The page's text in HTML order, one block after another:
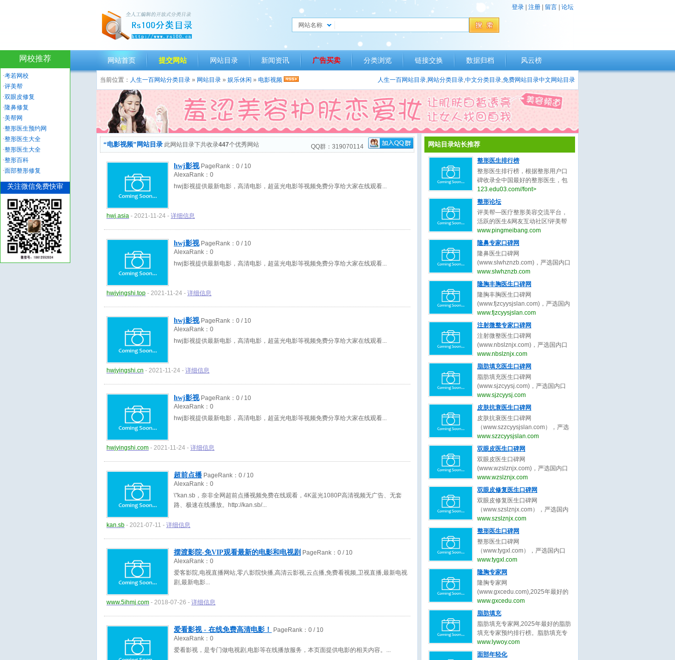
登录 注册 留言 论坛
网站名称
网站首页 提交网站 网站目录 新闻资讯 广告买卖 分类浏览 链接交换 数据归档 风云榜
人生一百网站目录,网站分类目录,中文分类目录,免费网站目录中文网站目录
当前位置： 人生一百网站分类目录 » 网站目录 » 娱乐休闲 » 电影视频
QQ群：319070114
“电影视频”网站目录 此网站目录下共收录447个优秀网站
hwj影视PageRank： 0 / 10
AlexaRank： 0
hwj影视提供最新电影，高清电影，超蓝光电影等视频免费分享给大家在线观看
hwj.asia - 2021-11-24 - 详细信息
hwj影视PageRank： 0 / 10
AlexaRank： 0
hwj影视提供最新电影，高清电影，超蓝光电影等视频免费分享给大家在线观看
hwjyingshi.top - 2021-11-24 - 详细信息
hwj影视PageRank： 0 / 10
AlexaRank： 0
hwj影视提供最新电影，高清电影，超蓝光电影等视频免费分享给大家在线观看
hwjyingshi.cn - 2021-11-24 - 详细信息
hwj影视PageRank： 0 / 10
AlexaRank： 0
hwj影视提供最新电影，高清电影，超蓝光电影等视频免费分享给大家在线观看
hwjyingshi.com - 2021-11-24 - 详细信息
超前点播 PageRank： 0 / 10
AlexaRank： 0
\"kan.sb，奈非全网超前点播视频免费在线观看，4K蓝光1080P高清视频无广告、无套
路、极速在线播放。http://kan.sb/
kan.sb - 2021-07-11 - 详细信息
摆渡影院-免VIP观看最新的电影和电视剧 PageRank： 0 / 10
AlexaRank： 0
爱客影院,电视直播网站,零八影院快播,高清云影视,云点播,免费看视频,卫视直播,最新电视
剧,最新电影
www.5ihmj.com - 2018-07-26 - 详细信息
爱看影视 - 在线免费高清电影！ PageRank： 0 / 10
AlexaRank： 0
爱看影视，是专门做电视剧,电影等在线播放服务，本页面提供电影的相关内容。
网站目录站长推荐
整形医生排行榜
整形医生排行榜，根据整形用户口
碑收录全中国最好的整形医生，包
括不限于整形外科医生、微整形医
生、鼻子整形医生、眼睛整形医
生。
123.edu03.com//font>
整形论坛
评美帮—医疗整形美容交流平台，
活跃的医生&网友互动社区!评美帮
（www.pingmeibang.com）是目前
国内最大最专业最权威的整形美容
www.pingmeibang.com
隆鼻专家口碑网
隆鼻医生口碑网
(www.slwhznzb.com)，严选国内口
碑最好的隆鼻医生，收集全网最真
实的关于隆鼻医生、隆鼻专家的最
策提出最真实的隆鼻医美评价参
考。做隆鼻医美前，先上隆鼻医生
口碑网。
www.slwhznzb.com
隆胸丰胸医生口碑网
隆胸丰胸医生口碑网
(www.fjzcyysjslan.com)，严选国内
口碑最好的隆胸丰胸医生，收集全
网最真实的关于隆胸丰胸医生、隆
胸丰胸求美者整形决策提出最真实
的隆胸丰胸医美评价参考。做隆胸
丰胸医美前，先上隆胸丰胸医生口
碑网。
www.fjzcyysjslan.com
注射微整专家口碑网
注射微整医生口碑网
(www.nbslznjx.com)，严选国内口
碑最好的注射微整医生，收集全网
最真实的关于注射微整医生、注射
微整求美者整形决策提出最真实的
注射微整医美评价参考。做注射微
整医美前，先上注射微整医生口碑
网。
www.nbslznjx.com
脂肪填充医生口碑网
脂肪填充医生口碑网
(www.sjzcyysj.com)，严选国内口
碑最好的脂肪填充医生，收集全网
最真实的关于脂肪填充医生、脂肪
填充求美者整形决策提出最真实的
脂肪填充医美评价参考。做脂肪填
充医美前，先上脂肪填充医生口碑
网。
www.sjzcyysj.com
皮肤抗衰医生口碑网
皮肤抗衰医生口碑网
（www.szzcyysjslan.com），严选
国内口碑最好的皮肤抗衰医生，收
集全网最真实的关于皮肤抗衰医
价，为皮肤抗衰求美者整形决策提
出最真实的皮肤抗衰医美评价参
考。做皮肤抗衰医美前，先上皮肤
抗衰医生口碑网。
www.szzcyysjslan.com
双眼皮医生口碑网
双眼皮医生口碑网
(www.wzslznjx.com)，严选国内口
碑最好的双眼皮医生，收集全网最
真实的关于双眼皮医生、双眼皮专
者整形决策提出最真实的双眼皮医
美评价参考。做双眼皮医美前，先
上双眼皮医生口碑网。
www.wzslznjx.com
双眼皮修复医生口碑网
双眼皮修复医生口碑网
（www.szslznjx.com），严选国内
口碑最好的双眼皮修复医生，收集
全网最真实的关于眼修复医生、双
眼修复求美者整形决策提出最真实
的眼修复医美评价参考。做双眼皮
修复前，先上双眼皮修复医生口碑
网。
www.szslznjx.com
整形医生口碑网
整形医生口碑网
（www.tygxl.com），严选国内口
碑最好的整形医生，收集全网最真
实的关于整形医生、整容医生的最
出最真实的医美评价参考。整容
前，先上整形医生口碑网
www.tygxl.com
隆胸专家网
隆胸专家网
(www.gxcedu.com),2025年最好的
隆胸专家预约排行榜。隆胸专家
网，提供,许扬滨,李胜旭,郑志芳,林
巍,王明利等关于隆胸的专家和信
息。预约咨询微信：
bianmei0528。隆胸是指通过医学
或非医学手段增大乳房体积、改善
www.gxcedu.com
脂肪填充
脂肪填充专家网,2025年最好的脂肪
填充专家预约排行榜。脂肪填充专
家网，提供,曹孟君,汪新伟,刘李娜,
刘冲,李建锐,程辰,王志强,王东,鲁峰,
www.lywoy.com
面部年轻化
网校推荐
·考若网校
·评美帮
·双眼皮修复
·隆鼻修复
·美帮网
·整形医生预约网
·整形医生大全
·整形医生大全
·整形百科
·面部整形修复
关注微信免费快审